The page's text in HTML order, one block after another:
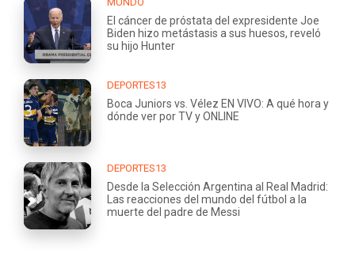
El cáncer de próstata del expresidente Joe
Biden hizo metástasis a sus huesos, reveló
su hijo Hunter
DEPORTES13
Boca Juniors vs. Vélez EN VIVO: A qué hora y
dónde ver por TV y ONLINE
DEPORTES13
Desde la Selección Argentina al Real Madrid:
Las reacciones del mundo del fútbol a la
muerte del padre de Messi